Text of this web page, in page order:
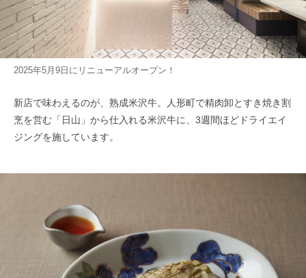
2025年5月9日にリニューアルオープン！
新店で味わえるのが、熟成米沢牛。人形町で精肉卸とすき焼き割
烹を営む「日山」から仕入れる米沢牛に、3週間ほどドライエイ
ジングを施しています。